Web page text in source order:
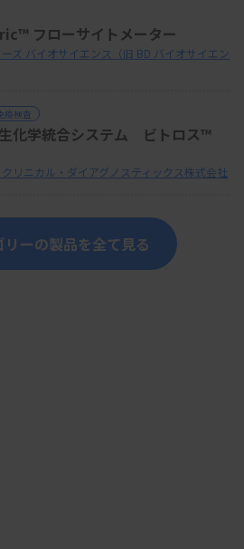
フローサイトメーター
ズ バイオサイエンス（旧 BD バイオサイエン
疫検査
化学統合システム ビトロス™
リニカル・ダイアグノスティックス株式会社
リーの製品を全て見る